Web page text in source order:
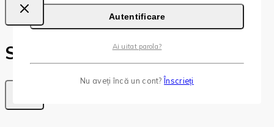
Autentificare
Ai uitat parola?
Nu aveți încă un cont?Înscrieți
Shopping Cart